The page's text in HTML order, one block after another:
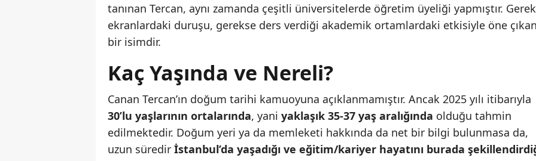
tanınan Tercan, aynı zamanda çeşitli üniversitelerde öğretim üyeliği yapmıştır. Gerek
ekranlardaki duruşu, gerekse ders verdiği akademik ortamlardaki etkisiyle öne
bir isimdir.
Kaç Yaşında ve Nereli?
Canan Tercan’ın doğum tarihi kamuoyuna açıklanmamıştır. Ancak 2025 yılı itibarıyla
30’lu yaşlarının ortalarında, yani yaklaşık 35-37 yaş aralığında olduğu tahmin
edilmektedir. Doğum yeri ya da memleketi hakkında da net bir bilgi bulunmasa da,
uzun süredir İstanbul’da yaşadığı ve eğitim/kariyer hayatını burada